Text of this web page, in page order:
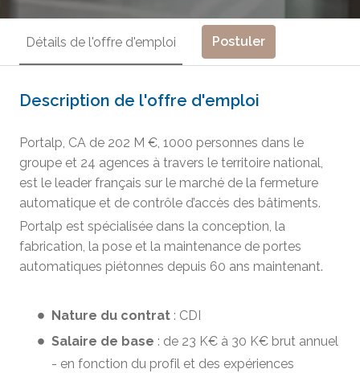
Détails de l'offre d'emploi Postuler
Description de l'offre d'emploi
Portalp, CA de 202 M €, 1000 personnes dans le
groupe et 24 agences à travers le territoire national,
est le leader français sur le marché de la fermeture
automatique et de contrôle d’accès des bâtiments.
Portalp est spécialisée dans la conception, la
fabrication, la pose et la maintenance de portes
automatiques piétonnes depuis 60 ans maintenant.
Nature du contrat : CDI
Salaire de base : de 23 K€ à 30 K€ brut annuel
- en fonction du profil et des expériences